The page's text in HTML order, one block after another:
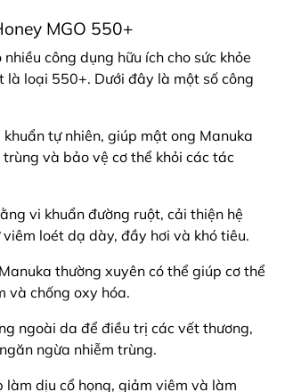
MGO 550+
nhiều công dụng hữu ích cho sức khỏe
là loại 550+. Dưới đây là một số công
tự nhiên, giúp mật ong Manuka
và bảo vệ cơ thể khỏi các tác
vi khuẩn đường ruột, cải thiện hệ
loét dạ dày, đầy hơi và khó tiêu.
thường xuyên có thể giúp cơ thể
và chống oxy hóa.
ngoài da để điều trị các vết thương,
ngừa nhiễm trùng.
làm dịu cổ họng, giảm viêm và làm